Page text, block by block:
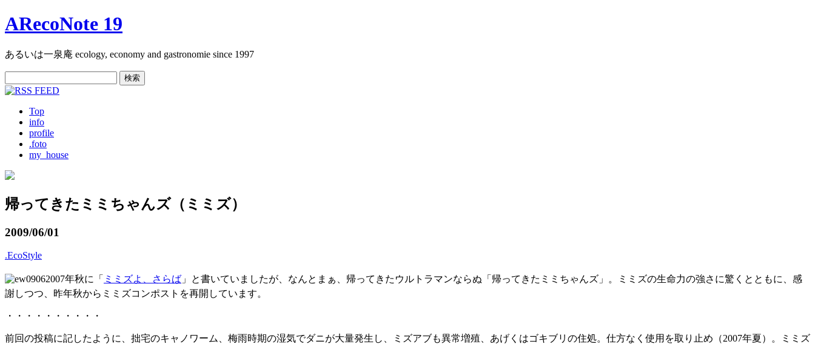
ARecoNote 19
あるいは一泉庵 ecology, economy and gastronomie since 1997
索:
Top
info
profile
.foto
my_house
帰ってきたミミちゃんズ（ミミズ）
2009/06/01
.EcoStyle
2007年秋に「 ミミズよ、さらば 」と書いていましたが、なんとまぁ、帰ってきたウルトラマンならぬ「帰ってきたミミちゃんズ」。ミミズの生命力の強さに驚くとともに、感
謝しつつ、昨年秋からミミズコンポストを再開しています。
・・・・・・・・・・
前回の投稿に記したように、拙宅のキャノワーム、梅雨時期の湿気でダニが大量発生し、ミズアブも異常増殖、あげくはゴキブリの住処。仕方なく使用を取り止め（2007年夏）。ミミズ